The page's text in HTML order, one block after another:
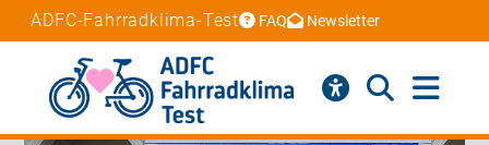
ADFC-Fahrradklima-Test FAQ Newsletter